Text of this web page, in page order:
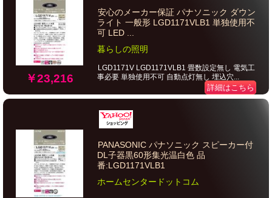
￥23,216
安心のメーカー保証 パナソニック ダウン
ライト 一般形 LGD1171VLB1 単独使用不
可 LED ...
暮らしの照明
LGD1171V LGD1171VLB1 畳数設定無し 電気工
事必要 単独使用不可 自動点灯無し 埋込穴...
詳細はこちら
PANASONIC パナソニック スピーカー付
DL子器黒60形集光温白色 品
番:LGD1171VLB1
ホームセンタードットコム